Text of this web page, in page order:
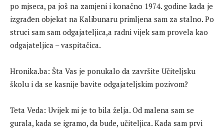
po mjseca, pa još na zamjeni i konačno 1974. godine kada je
izgrađen objekat na Kalibunaru primljena sam za stalno. Po
struci sam sam odgajateljica,a radni vijek sam provela kao
odgajateljica – vaspitačica.
Hronika.ba: Šta Vas je ponukalo da završite Učiteljsku
školu i da se kasnije bavite odgajateljskim pozivom?
Teta Veda: Uvijek mi je to bila želja. Od malena sam se
gurala, kada se igramo, da bude, učiteljica. Kada sam prvi